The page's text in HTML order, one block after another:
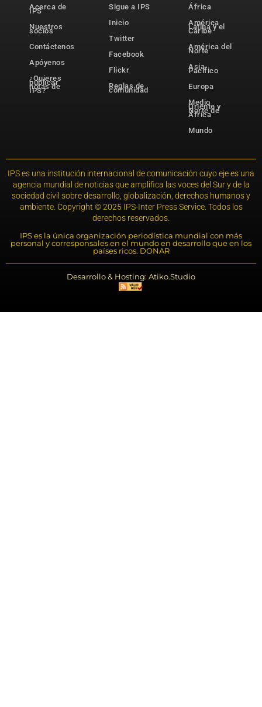
Acerca de
IPS
Nuestros
socios
Contáctenos
Apóyenos
¿Quieres
publicar
notas de
IPS?
Sigue a IPS
Inicio
Twitter
Facebook
Flickr
Reglas de
comunidad
África
América
Latina y el
Caribe
América del
Norte
Asia-
Pacífico
Europa
Medio
Oriente y
Norte de
África
Mundo
IPS es una institución internacional de comunicación cuyo eje es una
agencia mundial de noticias que amplifica las voces del Sur y de la
sociedad civil sobre desarrollo, globalización, derechos humanos y
ambiente. Copyright © 2025 IPS-Inter Press Service. Todos los
derechos reservados.
IPS es la única organización periodística mundial con más
personal y corresponsales en el mundo en desarrollo que en los
países ricos. DONAR
Desarrollo & Hosting: Atiko.Studio